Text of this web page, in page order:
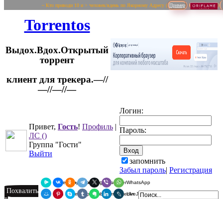
~ Кто приводи 10 и > человек/вдень по Якорному Адресу ( Пример
Torrentos
Выдох.Вдох.Открытый
торрент
Привет, Гость! Профиль |
ЛС ()
Группа "Гости"
Выйти
Логин:
Пароль:
запомнить
Забыл пароль| Регистрация